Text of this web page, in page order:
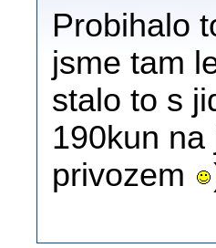
Probihalo
jsme tam
stalo to s
190kun
privozem